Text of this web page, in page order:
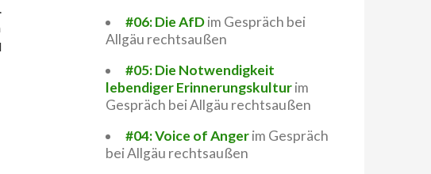
#06: Die AfDim Gespräch bei
Allgäu rechtsaußen
#05: Die Notwendigkeit
lebendiger Erinnerungskulturim
Gespräch bei Allgäu rechtsaußen
#04: Voice of Angerim Gespräch
bei Allgäu rechtsaußen